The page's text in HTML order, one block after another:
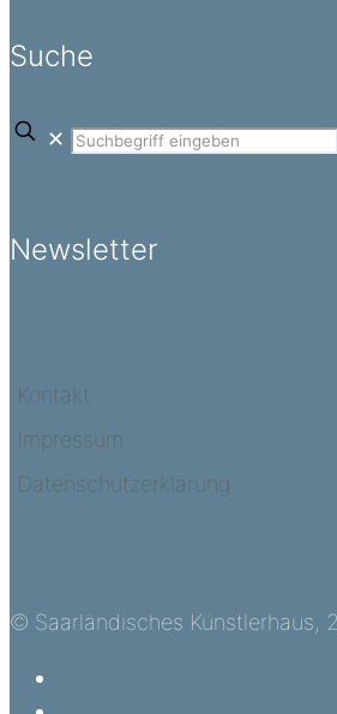
Suche
✕
Newsletter
Kontakt
Impressum
Datenschutzerklärung
© Saarländisches Künstlerhaus,